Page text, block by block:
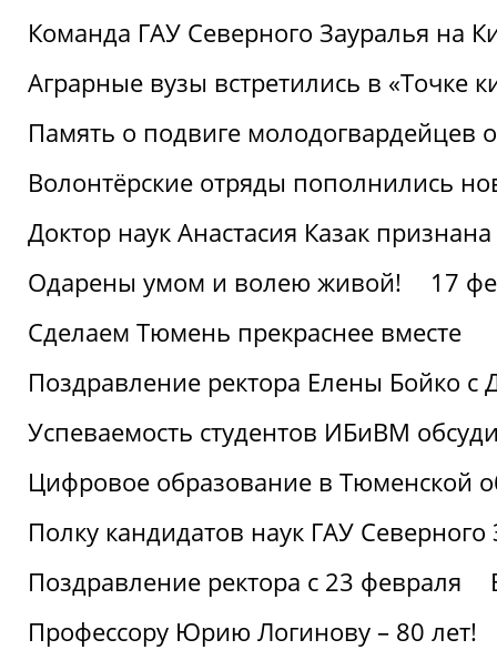
Команда ГАУ Северного Зауралья на
Аграрные вузы встретились в «Точке
Память о подвиге молодогвардейцев
Волонтёрские отряды пополнились
Доктор наук Анастасия Казак
Одарены умом и волею живой!
17
Сделаем Тюмень прекраснее вместе
Поздравление ректора Елены Бойко с
Успеваемость студентов ИБиВМ
Цифровое образование в Тюменской
Полку кандидатов наук ГАУ
Поздравление ректора с 23 февраля
Профессору Юрию Логинову – 80 лет!